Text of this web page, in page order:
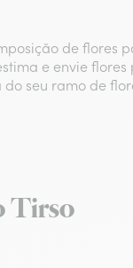
de flores
e envie
seu ramo de
Tirso